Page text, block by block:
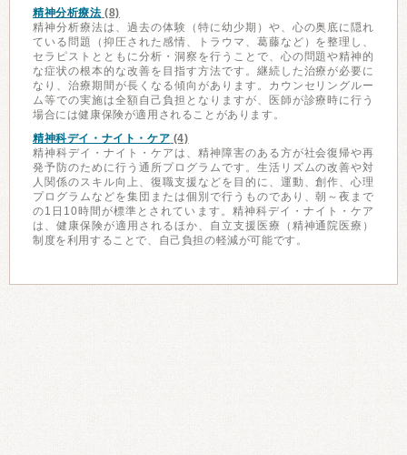
精神分析療法 (8)
精神分析療法は、過去の体験（特に幼少期）や、心の奥底に隠れ
ている問題（抑圧された感情、トラウマ、葛藤など）を整理し、
セラピストとともに分析・洞察を行うことで、心の問題や精神的
な症状の根本的な改善を目指す方法です。継続した治療が必要に
なり、治療期間が長くなる傾向があります。カウンセリングルー
ム等での実施は全額自己負担となりますが、医師が診療時に行う
場合には健康保険が適用されることがあります。
精神科デイ・ナイト・ケア (4)
精神科デイ・ナイト・ケアは、精神障害のある方が社会復帰や再
発予防のために行う通所プログラムです。生活リズムの改善や対
人関係のスキル向上、復職支援などを目的に、運動、創作、心理
プログラムなどを集団または個別で行うものであり、朝～夜まで
の1日10時間が標準とされています。精神科デイ・ナイト・ケア
は、健康保険が適用されるほか、自立支援医療（精神通院医療）
制度を利用することで、自己負担の軽減が可能です。